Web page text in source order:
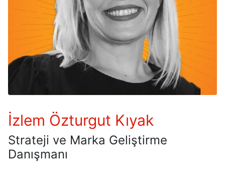
İzlem Özturgut Kıyak
Strateji ve Marka Geliştirme
Danışmanı